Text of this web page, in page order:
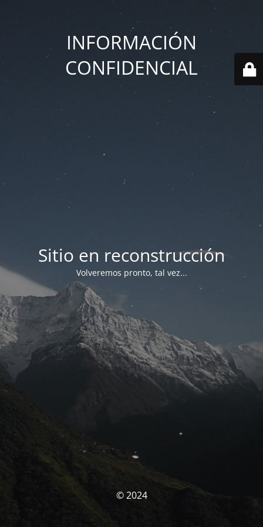
INFORMACIÓN
CONFIDENCIAL
Sitio en reconstrucción
Volveremos pronto, tal vez...
© 2024